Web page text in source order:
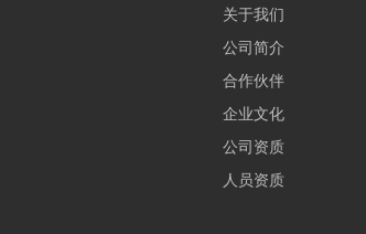
关于我们
公司简介
合作伙伴
企业文化
公司资质
人员资质